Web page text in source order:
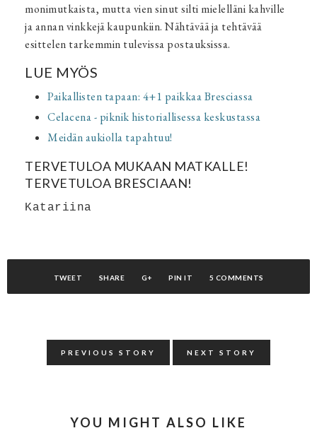
monimutkaista, mutta vien sinut silti mielelläni kahville
ja annan vinkkejä kaupunkiin. Nähtävää ja tehtävää
esittelen tarkemmin tulevissa postauksissa.
LUE MYÖS
Paikallisten tapaan: 4+1 paikkaa Bresciassa
Celacena - piknik historiallisessa keskustassa
Meidän aukiolla tapahtuu!
TERVETULOA MUKAAN MATKALLE!
TERVETULOA BRESCIAAN!
Katariina
TWEET SHARE G+ PIN IT 5 COMMENTS
PREVIOUS STORY NEXT STORY
YOU MIGHT ALSO LIKE